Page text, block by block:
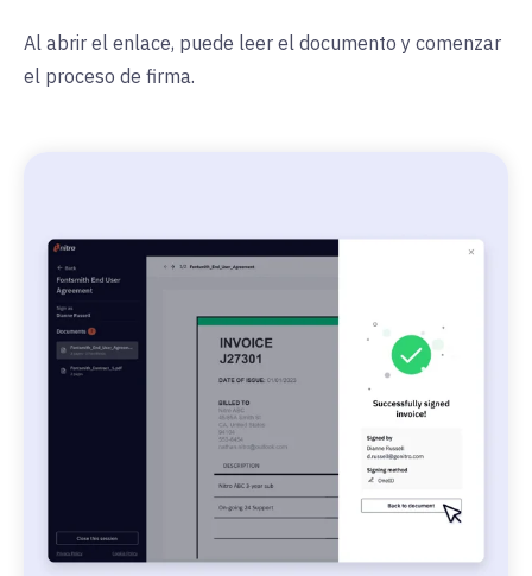
Al abrir el enlace, puede leer el documento y comenzar
el proceso de firma.